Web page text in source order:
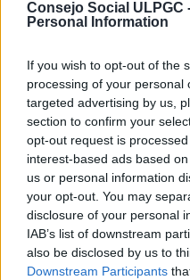
Consejo Social ULPGC
Personal Information
If you wish to opt-out of the
processing of your personal
targeted advertising by us,
section to confirm your
opt-out request is
interest-based ads based
us or personal information
your opt-out. You may
disclosure of your personal
IAB’s list of downstream
also be disclosed by us to
Downstream Participants
Se acordó aprobar, en
Universitario de
de 24 de abril, una
capítulos de gastos de
ochocientos setenta y
euros (4.879,37€) con
gasto 01004 (programa
Subvenciones
CP90-13-12-2017-2:
Se acordó aprobar, en
por el artículo 3.2.e) de
sobre Consejos